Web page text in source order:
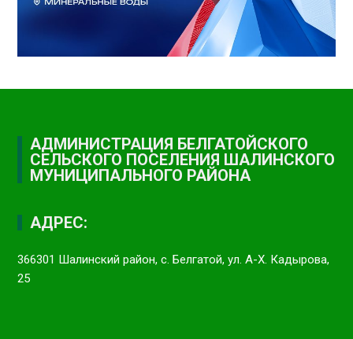
АДМИНИСТРАЦИЯ БЕЛГАТОЙСКОГО
СЕЛЬСКОГО ПОСЕЛЕНИЯ ШАЛИНСКОГО
МУНИЦИПАЛЬНОГО РАЙОНА
АДРЕС:
366301 Шалинский район, с. Белгатой, ул. А-Х. Кадырова,
25